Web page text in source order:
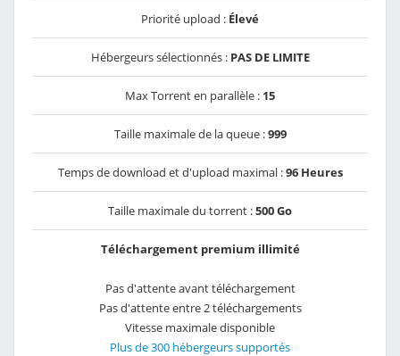
Priorité upload : Élevé
Hébergeurs sélectionnés : PAS DE LIMITE
Max Torrent en parallèle : 15
Taille maximale de la queue :999
Temps de download et d'upload maximal :96 Heures
Taille maximale du torrent :500 Go
Téléchargement premium illimité
Pas d'attente avant téléchargement
Pas d'attente entre 2 téléchargements
Vitesse maximale disponible
Plus de 300 hébergeurs supportés